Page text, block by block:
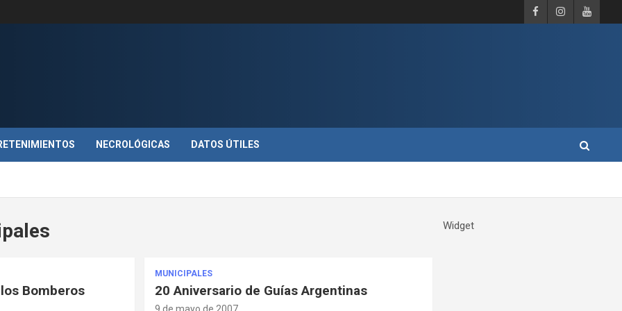
NECROLÓGICAS DATOS ÚTILES
Bomberos
MUNICIPALES
20 Aniversario de Guías Argentinas
9 de mayo de 2007
Widget